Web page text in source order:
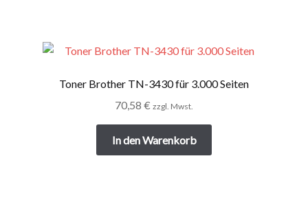
Toner Brother TN-3430 für 3.000 Seiten
70,58 € zzgl. Mwst.
In den Warenkorb